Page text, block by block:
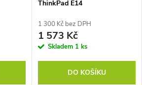
ThinkPad E14
1 300 Kč bez DPH
1 573 Kč
Skladem 1 ks
DO KOŠÍKU